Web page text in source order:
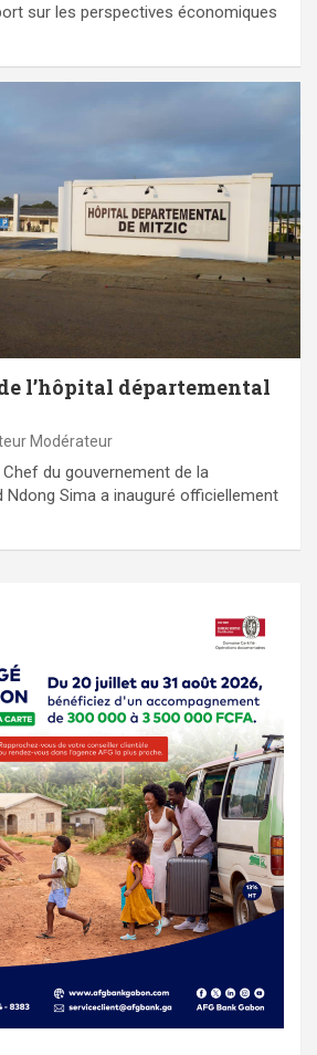
sur les perspectives économiques
l’hôpital départemental
Modérateur
du gouvernement de la
Ndong Sima a inauguré officiellement